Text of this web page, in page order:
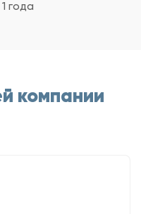
года
компании